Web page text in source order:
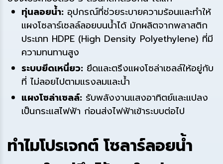
ทุ่นลอยน้ำ: อุปกรณ์ที่ช่วยระบายความร้อนและทำให้
แผงโซลาร์เซลล์ลอยบนน้ำได้ มักผลิตจากพลาสติก
ประเภท HDPE (High Density Polyethylene) ที่มี
ความทนทานสูง
ระบบยึดเหนี่ยว: ยึดและตรึงแผงโซล่าเซลล์ให้อยู่กับ
ที่ ไม่ลอยไปตามแรงลมและน้ำ
แผงโซล่าเซลล์: รับพลังงานแสงอาทิตย์และแปลง
เป็นกระแสไฟฟ้า ก่อนส่งไฟฟ้าเข้าระบบต่อไป
ทำไมโปรเจกต์ โซลาร์ลอยน้ำ